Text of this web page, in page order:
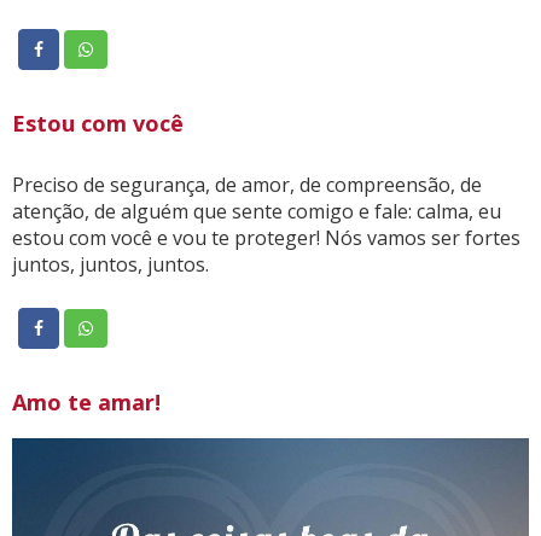
Estou com você
Preciso de segurança, de amor, de compreensão, de
atenção, de alguém que sente comigo e fale: calma, eu
estou com você e vou te proteger! Nós vamos ser fortes
juntos, juntos, juntos.
Amo te amar!